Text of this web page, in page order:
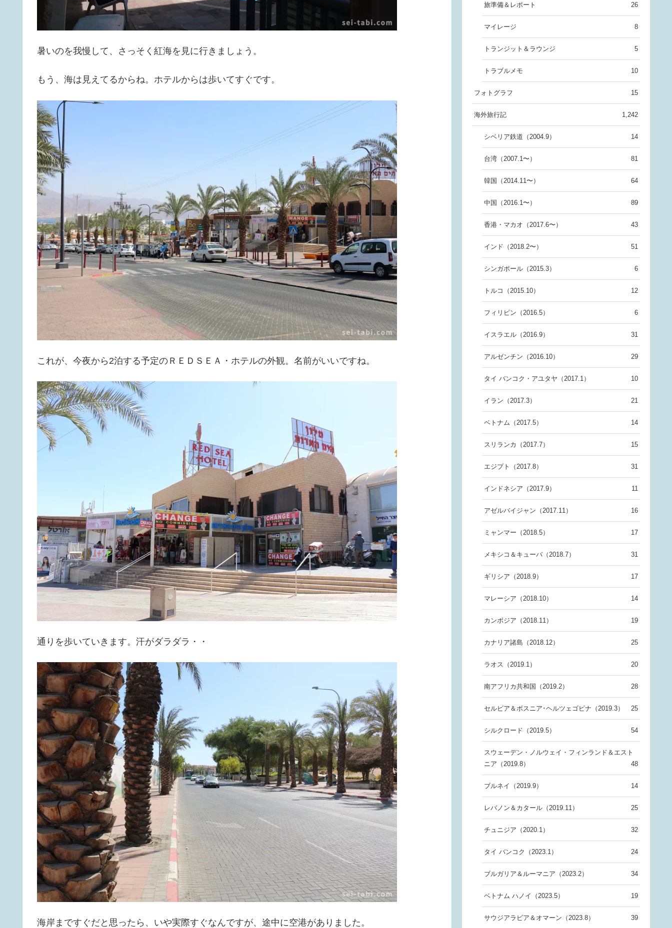
暑いのを我慢して、さっそく紅海を見に行きましょう。
もう、海は見えてるからね。ホテルからは歩いてすぐです。
これが、今夜から2泊する予定のＲＥＤＳＥＡ・ホテルの外観。名前がいいですね。
通りを歩いていきます。汗がダラダラ・・
海岸まですぐだと思ったら、いや実際すぐなんですが、途中に空港がありました。
旅準備＆レポート 26
マイレージ 8
トランジット＆ラウンジ 5
トラブルメモ 10
フォトグラフ 15
海外旅行記 1,242
シベリア鉄道（2004.9） 14
台湾（2007.1〜） 81
韓国（2014.11〜） 64
中国（2016.1〜） 89
香港・マカオ（2017.6〜） 43
インド（2018.2〜） 51
シンガポール（2015.3） 6
トルコ（2015.10） 12
フィリピン（2016.5） 6
イスラエル（2016.9） 31
アルゼンチン（2016.10） 29
タイ バンコク・アユタヤ（2017.1） 10
イラン（2017.3） 21
ベトナム（2017.5） 14
スリランカ（2017.7） 15
エジプト（2017.8） 31
インドネシア（2017.9） 11
アゼルバイジャン（2017.11） 16
ミャンマー（2018.5） 17
メキシコ＆キューバ（2018.7） 31
ギリシア（2018.9） 17
マレーシア（2018.10） 14
カンボジア（2018.11） 19
カナリア諸島（2018.12） 25
ラオス（2019.1） 20
南アフリカ共和国（2019.2） 28
セルビア＆ボスニア･ヘルツェゴビナ（2019.3） 25
シルクロード（2019.5） 54
スウェーデン・ノルウェイ・フィンランド＆エスト
ニア（2019.8）
48
ブルネイ（2019.9） 14
レバノン＆カタール（2019.11） 25
チュニジア（2020.1） 32
タイ バンコク（2023.1） 24
ブルガリア＆ルーマニア（2023.2） 34
ベトナム ハノイ（2023.5） 19
サウジアラビア＆オマーン（2023.8） 39